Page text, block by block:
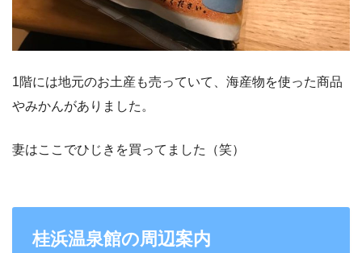
1階には地元のお土産も売っていて、海産物を使った商品
やみかんがありました。
妻はここでひじきを買ってました（笑）
桂浜温泉館の周辺案内